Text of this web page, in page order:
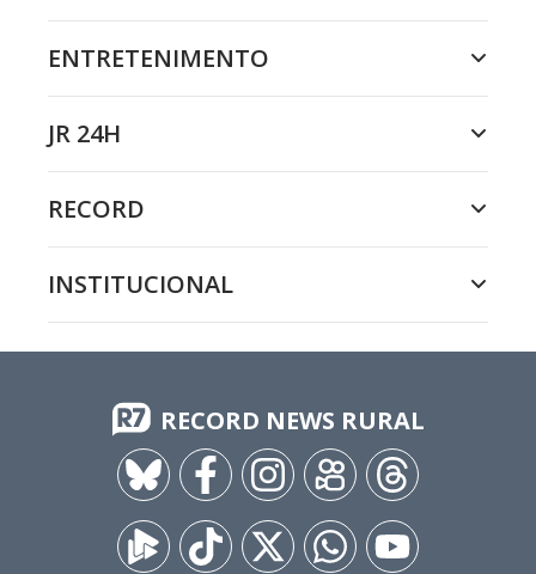
ENTRETENIMENTO
JR 24H
RECORD
INSTITUCIONAL
RECORD NEWS RURAL